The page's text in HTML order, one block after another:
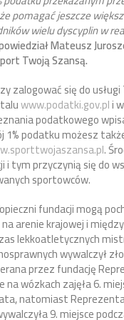
pomagać jeszcze
wielu dyscyplin w
Mateusz
Twoją Szansą.
zalogować się do
www.podatki.gov.pli
podatkowego
1% podatku możesz
.
i tym przyczynią się do
sportowców.
fundacji mogą
arenie krajowej i
lekkoatletycznych
wywalczył
przez fundację
na wózkach zajęła 6.
natomiast
9. miejsce